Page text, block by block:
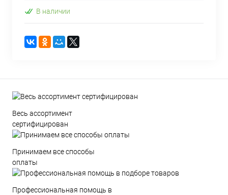
В наличии
Весь ассортимент
сертифицирован
Принимаем все способы
оплаты
Профессиональная помощь в